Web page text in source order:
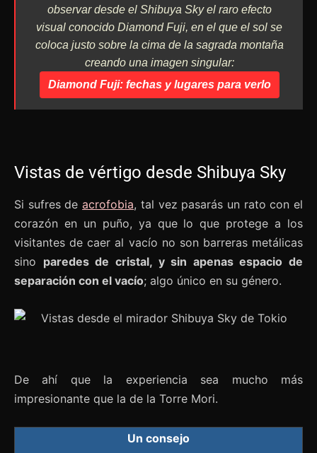
observar desde el Shibuya Sky el raro efecto
visual conocido Diamond Fuji, en el que el sol se
coloca justo sobre la cima de la sagrada montaña
creando una imagen singular:
Diamond Fuji: fechas y lugares para verlo
Vistas de vértigo desde Shibuya Sky
Si sufres deacrofobia, tal vez pasarás un rato con el
corazón en un puño, ya que lo que protege a los
visitantes de caer al vacío no son barreras metálicas
sino paredes de cristal, y sin apenas espacio de
separación con el vacío; algo único en su género.
De ahí que la experiencia sea mucho más
impresionante que la de la Torre Mori.
Un consejo